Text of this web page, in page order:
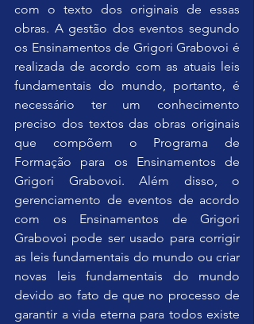
com o texto dos originais de essas
obras. A gestão dos eventos segundo
os Ensinamentos de Grigori Grabovoi é
realizada de acordo com as atuais leis
fundamentais do mundo, portanto, é
necessário ter um conhecimento
preciso dos textos das obras originais
que compõem o Programa de
Formação para os Ensinamentos de
Grigori Grabovoi. Além disso, o
gerenciamento de eventos de acordo
com os Ensinamentos de Grigori
Grabovoi pode ser usado para corrigir
as leis fundamentais do mundo ou criar
novas leis fundamentais do mundo
devido ao fato de que no processo de
garantir a vida eterna para todos existe